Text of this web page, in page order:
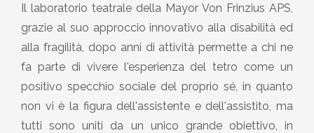
Il laboratorio teatrale della Mayor Von Frinzius APS,
grazie al suo approccio innovativo alla disabilità ed
alla fragilità, dopo anni di attività permette a chi ne
fa parte di vivere l'esperienza del tetro come un
positivo specchio sociale del proprio sé, in quanto
non vi è la figura dell'assistente e dell'assistito, ma
tutti sono uniti da un unico grande obiettivo, in